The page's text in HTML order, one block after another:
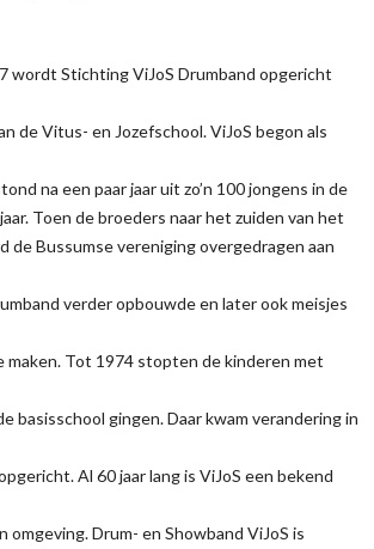
wordt Stichting ViJoS Drumband opgericht
de Vitus- en Jozefschool. ViJoS begon als
na een paar jaar uit zo’n 100 jongens in de
Toen de broeders naar het zuiden van het
de Bussumse vereniging overgedragen aan
verder opbouwde en later ook meisjes
maken. Tot 1974 stopten de kinderen met
basisschool gingen. Daar kwam verandering in
Al 60 jaar lang is ViJoS een bekend
omgeving. Drum- en Showband ViJoS is